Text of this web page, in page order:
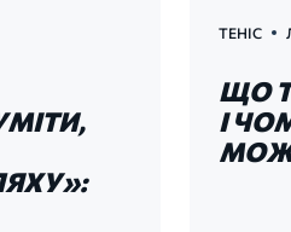
ТЕНІС
ЩО
І